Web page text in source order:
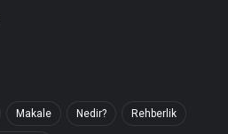
Makale Nedir? Rehberlik